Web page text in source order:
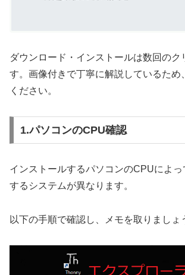
ダウンロード・インストールは数回のク
す。画像付きで丁寧に解説しているため
ください。
1.パソコンのCPU確認
インストールするパソコンのCPUによっ
するシステムが異なります。
以下の手順で確認し、メモを取りましょ